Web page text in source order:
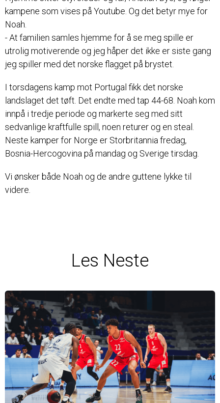
kampene som vises på Youtube. Og det betyr mye for
Noah.
- At familien samles hjemme for å se meg spille er
utrolig motiverende og jeg håper det ikke er siste gang
jeg spiller med det norske flagget på brystet.
I torsdagens kamp mot Portugal fikk det norske
landslaget det tøft. Det endte med tap 44-68. Noah kom
innpå i tredje periode og markerte seg med sitt
sedvanlige kraftfulle spill, noen returer og en steal.
Neste kamper for Norge er Storbritannia fredag,
Bosnia-Hercogovina på mandag og Sverige tirsdag.
Vi ønsker både Noah og de andre guttene lykke til
videre.
Les Neste